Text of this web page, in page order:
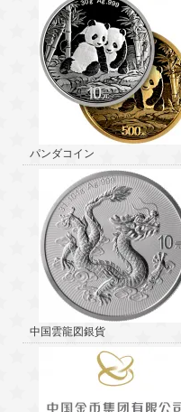
パンダコイン
中国雲龍図銀貨